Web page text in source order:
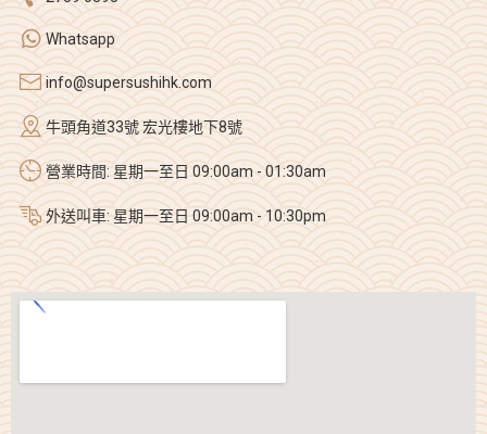
Whatsapp
info@supersushihk.com
牛頭角道33號 宏光樓地下8號
營業時間: 星期一至日 09:00am - 01:30am
外送叫車: 星期一至日 09:00am - 10:30pm